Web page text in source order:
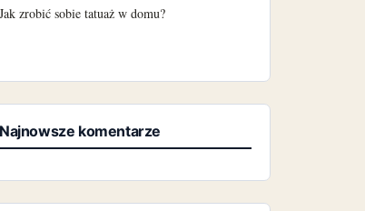
Jak zrobić sobie tatuaż w domu?
Najnowsze komentarze